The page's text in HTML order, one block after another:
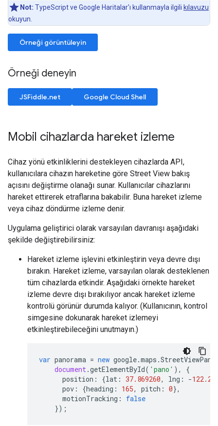
Not: TypeScript ve Google Haritalar'ı kullanmayla ilgili kılavuzu
okuyun.
Örneği görüntüleyin
Örneği deneyin
JSFiddle.net Google Cloud Shell
Mobil cihazlarda hareket izleme
Cihaz yönü etkinliklerini destekleyen cihazlarda API,
kullanıcılara cihazın hareketine göre Street View bakış
açısını değiştirme olanağı sunar. Kullanıcılar cihazlarını
hareket ettirerek etraflarına bakabilir. Buna hareket izleme
veya cihaz döndürme izleme denir.
Uygulama geliştirici olarak varsayılan davranışı aşağıdaki
şekilde değiştirebilirsiniz:
Hareket izleme işlevini etkinleştirin veya devre dışı
bırakın. Hareket izleme, varsayılan olarak desteklenen
tüm cihazlarda etkindir. Aşağıdaki örnekte hareket
izleme devre dışı bırakılıyor ancak hareket izleme
kontrolü görünür durumda kalıyor. (Kullanıcının, kontrol
simgesine dokunarak hareket izlemeyi
etkinleştirebileceğini unutmayın.)
var panorama = new google.maps .
document.getElementById( 'pano' ),
{
position : {lat : 37.869260, lng : -
pov : {heading : 165, pitch : 0},
motionTracking :
false
});